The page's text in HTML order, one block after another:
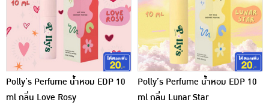
Polly’s Perfume น้ำหอม EDP 10
ml กลิ่น Love Rosy
Polly’s Perfume น้ำหอม EDP 10
ml กลิ่น Lunar Star